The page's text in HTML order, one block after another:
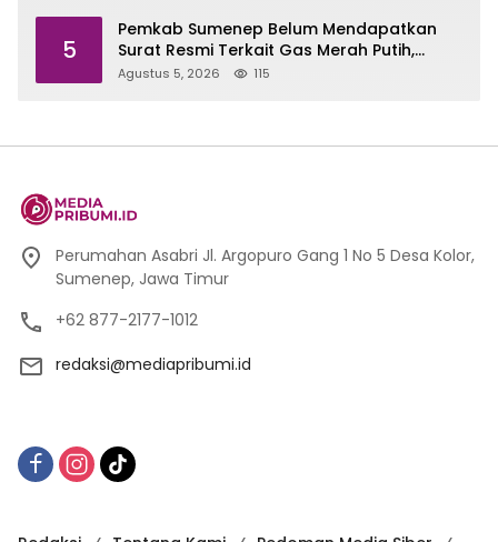
5
Pemkab Sumenep Belum Mendapatkan
Surat Resmi Terkait Gas Merah Putih,
Masih Pengujian di Pusat
Agustus 5, 2026 115
Perumahan Asabri Jl. Argopuro Gang 1 No 5 Desa Kolor,
Sumenep, Jawa Timur
+62 877-2177-1012
redaksi@mediapribumi.id